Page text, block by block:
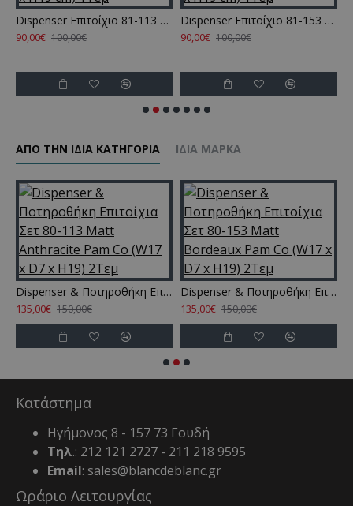
Dispenser Επιτοίχιο 81-113 Matt Anthracite 350ml Pam Co (W7,5 x D7 x H19 cm) 1Τεμ
90,00€ 100,00€
Dispenser Επιτοίχιο 81-153 Matt Bordeaux 350ml Pam Co (W7,5 x D7 x H19 cm) 1Τεμ
90,00€ 100,00€
ΑΠΌ ΤΗΝ ΊΔΙΑ ΚΑΤΗΓΌΡΙΑ ΊΔΙΑ ΜΆΡΚΑ
Dispenser & Ποτηροθήκη Επιτοίχια Σετ 80-113 Matt Anthracite Pam Co (W17 x D7 x H19) 2Τεμ
135,00€ 150,00€
Dispenser & Ποτηροθήκη Επιτοίχια Σετ 80-153 Matt Bordeaux Pam Co (W17 x D7 x H19) 2Τεμ
135,00€ 150,00€
Κατάστημα
Ηγήμονος 8 - 157 73 Γουδή
Τηλ.: 212 121 2727 - 211 218 9595
Email: sales@blancdeblanc.gr
Ωράριο Λειτουργίας